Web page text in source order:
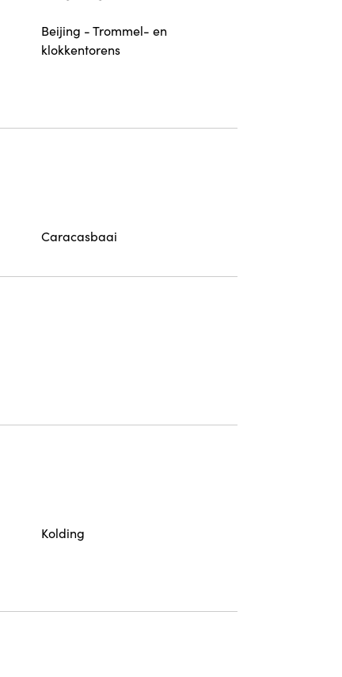
Beijing - Trommel- en
klokkentorens
Caracasbaai
Kolding